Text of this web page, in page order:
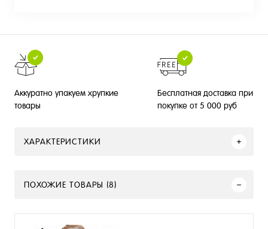
Аккуратно упакуем хрупкие
товары
Бесплатная доставка при
покупке от 5 000 руб
ХАРАКТЕРИСТИКИ
ПОХОЖИЕ ТОВАРЫ (8)